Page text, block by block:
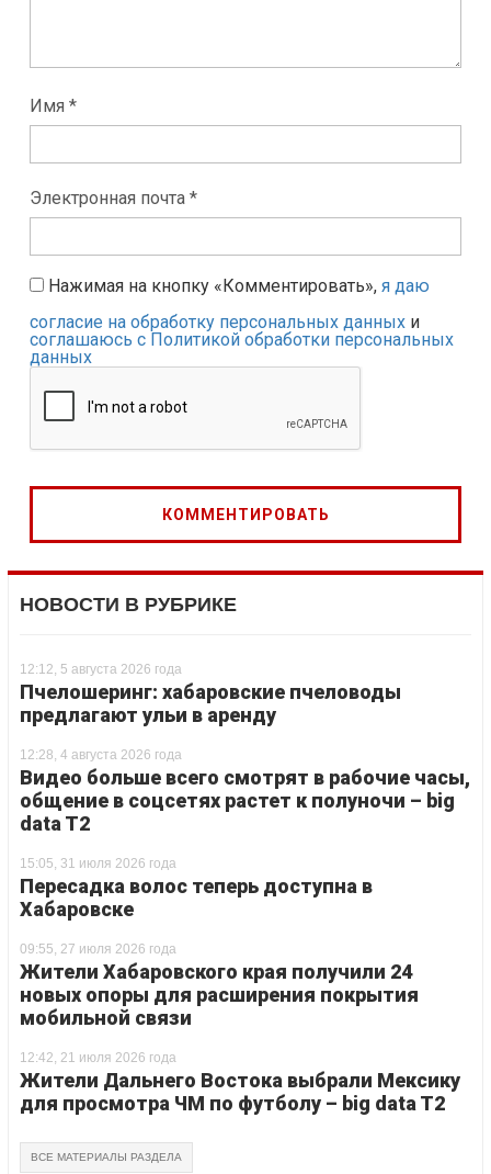
Имя *
Электронная почта *
Нажимая на кнопку «Комментировать», я даю
согласие на обработку персональных данных и
соглашаюсь с Политикой обработки персональных
данных
НОВОСТИ В РУБРИКЕ
12:12, 5 августа 2026 года
Пчелошеринг: хабаровские пчеловоды
предлагают ульи в аренду
12:28, 4 августа 2026 года
Видео больше всего смотрят в рабочие часы,
общение в соцсетях растет к полуночи – big
data T2
15:05, 31 июля 2026 года
Пересадка волос теперь доступна в
Хабаровске
09:55, 27 июля 2026 года
Жители Хабаровского края получили 24
новых опоры для расширения покрытия
мобильной связи
12:42, 21 июля 2026 года
Жители Дальнего Востока выбрали Мексику
для просмотра ЧМ по футболу – big data T2
ВСЕ МАТЕРИАЛЫ РАЗДЕЛА